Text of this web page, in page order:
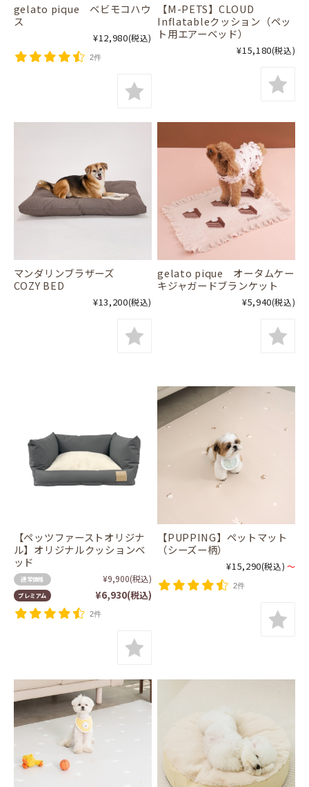
gelato pique ベビモコハウ
ス
¥12,980(税込)
2件
【M-PETS】CLOUD
Inflatableクッション（ペッ
ト用エアーベッド）
¥15,180(税込)
マンダリンブラザーズ
COZY BED
¥13,200(税込)
gelato pique オータムケー
キジャガードブランケット
¥5,940(税込)
【ペッツファーストオリジナ
ル】オリジナルクッションベ
ッド
通常価格 ¥9,900(税込)
プレミアム ¥6,930(税込)
2件
【PUPPING】ペットマット
（シーズー柄）
¥15,290(税込) ～
2件